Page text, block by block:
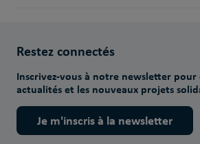
Restez connectés
Inscrivez-vous à notre newsletter
actualités et les nouveaux projets
Je m'inscris à la newsletter